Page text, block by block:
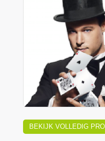
BEKIJK VOLLEDIG